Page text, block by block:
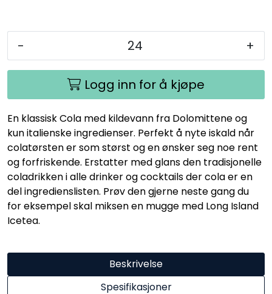
- +
Logg inn for å kjøpe
En klassisk Cola med kildevann fra Dolomittene og
kun italienske ingredienser. Perfekt å nyte iskald når
colatørsten er som størst og en ønsker seg noe rent
og forfriskende. Erstatter med glans den tradisjonelle
coladrikken i alle drinker og cocktails der cola er en
del ingredienslisten. Prøv den gjerne neste gang du
for eksempel skal miksen en mugge med Long Island
Icetea.
Beskrivelse
Spesifikasjoner